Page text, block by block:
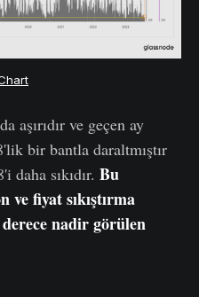
aşırıdır ve geçen ay
bir bantla daraltmıştır
daha sıkıdır. Bu
fiyat sıkıştırma
nadir görülen